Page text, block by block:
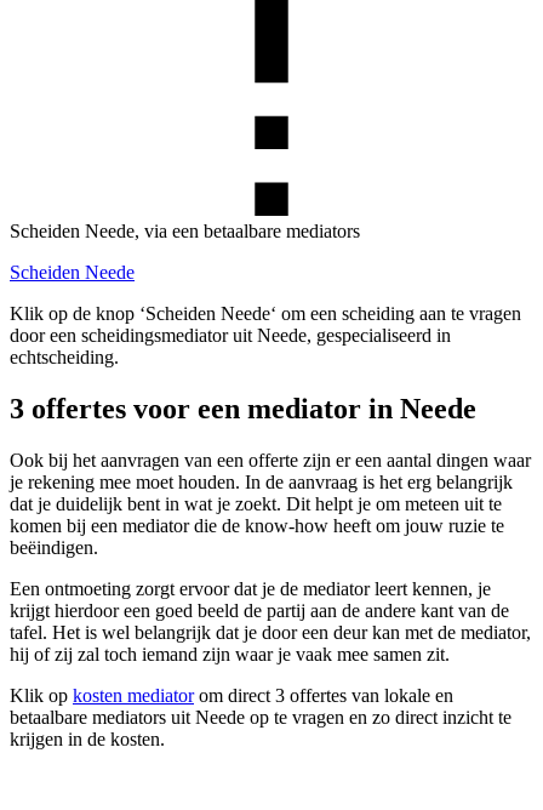
Scheiden Neede, via een betaalbare mediators
Scheiden Neede
Klik op de knop ‘Scheiden Neede‘ om een scheiding aan te vragen
door een scheidingsmediator uit Neede, gespecialiseerd in
echtscheiding.
3 offertes voor een mediator in Neede
Ook bij het aanvragen van een offerte zijn er een aantal dingen waar
je rekening mee moet houden. In de aanvraag is het erg belangrijk
dat je duidelijk bent in wat je zoekt. Dit helpt je om meteen uit te
komen bij een mediator die de know-how heeft om jouw ruzie te
beëindigen.
Een ontmoeting zorgt ervoor dat je de mediator leert kennen, je
krijgt hierdoor een goed beeld de partij aan de andere kant van de
tafel. Het is wel belangrijk dat je door een deur kan met de mediator,
hij of zij zal toch iemand zijn waar je vaak mee samen zit.
Klik op kosten mediatorom direct 3 offertes van lokale en
betaalbare mediators uit Neede op te vragen en zo direct inzicht te
krijgen in de kosten.